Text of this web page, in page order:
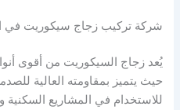
شركة تركيب زجاج سيكوريت في
يُعد زجاج السيكوريت من أقوى
حيث يتميز بمقاومته العالية
للاستخدام في المشاريع السكنية